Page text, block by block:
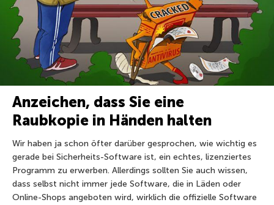
Anzeichen, dass Sie eine
Raubkopie in Händen halten
Wir haben ja schon öfter darüber gesprochen, wie wichtig es
gerade bei Sicherheits-Software ist, ein echtes, lizenziertes
Programm zu erwerben. Allerdings sollten Sie auch wissen,
dass selbst nicht immer jede Software, die in Läden oder
Online-Shops angeboten wird, wirklich die offizielle Software